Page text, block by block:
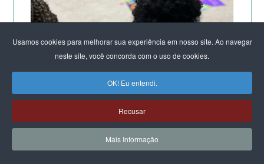
Usamos cookies para melhorar sua experiência em nosso site. Ao navegar
neste site, você concorda com o uso de cookies.
OK! Eu entendi.
Recusar
Mais Informação
A POTÊNCIA DO LABORATÓRIO ORGANIZACIONAL
FEMINISTA PARA A SUSTENTAÇÃO DA VIDA
DE SALVADOR